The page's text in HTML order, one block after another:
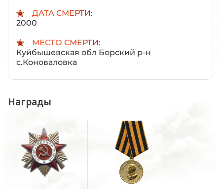
ДАТА СМЕРТИ:
2000
МЕСТО СМЕРТИ:
Куйбышевская обл Борский р-н
с.Коноваловка
Награды